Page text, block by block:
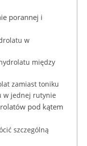
porannej i
w
między
zamiast toniku
w jednej rutynie
pod kątem
szczególną